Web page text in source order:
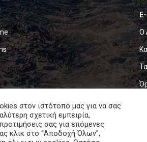
Ο
στον ιστότοπό μας για να σας
σχετική εμπειρία,
σας για επόμενες
κλικ στο “Αποδοχή Όλων”,